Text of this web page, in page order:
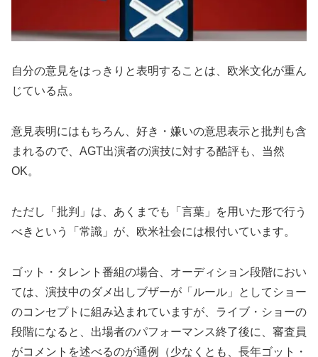
自分の意見をはっきりと表明することは、欧米文化が重ん
じている点。
意見表明にはもちろん、好き・嫌いの意思表示と批判も含
まれるので、AGT出演者の演技に対する酷評も、当然
OK。
ただし「批判」は、あくまでも「言葉」を用いた形で行う
べきという「常識」が、欧米社会には根付いています。
ゴット・タレント番組の場合、オーディション段階におい
ては、演技中のダメ出しブザーが「ルール」としてショー
のコンセプトに組み込まれていますが、ライブ・ショーの
段階になると、出場者のパフォーマンス終了後に、審査員
がコメントを述べるのが通例（少なくとも、長年ゴット・